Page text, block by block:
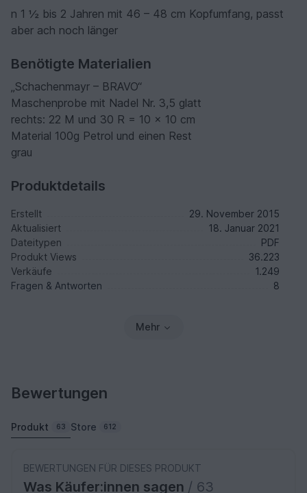
n 1 ½ bis 2 Jahren mit 46 – 48 cm Kopfumfang, passt
aber ach noch länger
Benötigte Materialien
„Schachenmayr – BRAVO“
Maschenprobe mit Nadel Nr. 3,5 glatt
rechts: 22 M und 30 R = 10 x 10 cm
Material 100g Petrol und einen Rest
grau
Produktdetails
Erstellt
29. November 2015
Aktualisiert
18. Januar 2021
Dateitypen
PDF
Produkt Views
36.223
Verkäufe
1.249
Fragen & Antworten
8
Mehr
Bewertungen
Produkt 63 Store 612
BEWERTUNGEN FÜR DIESES PRODUKT
Was Käufer:innen sagen / 63